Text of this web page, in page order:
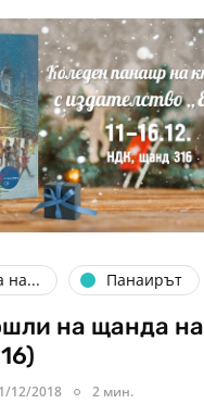
на... Панаирът
на щанда на
12/2018 2 мин.